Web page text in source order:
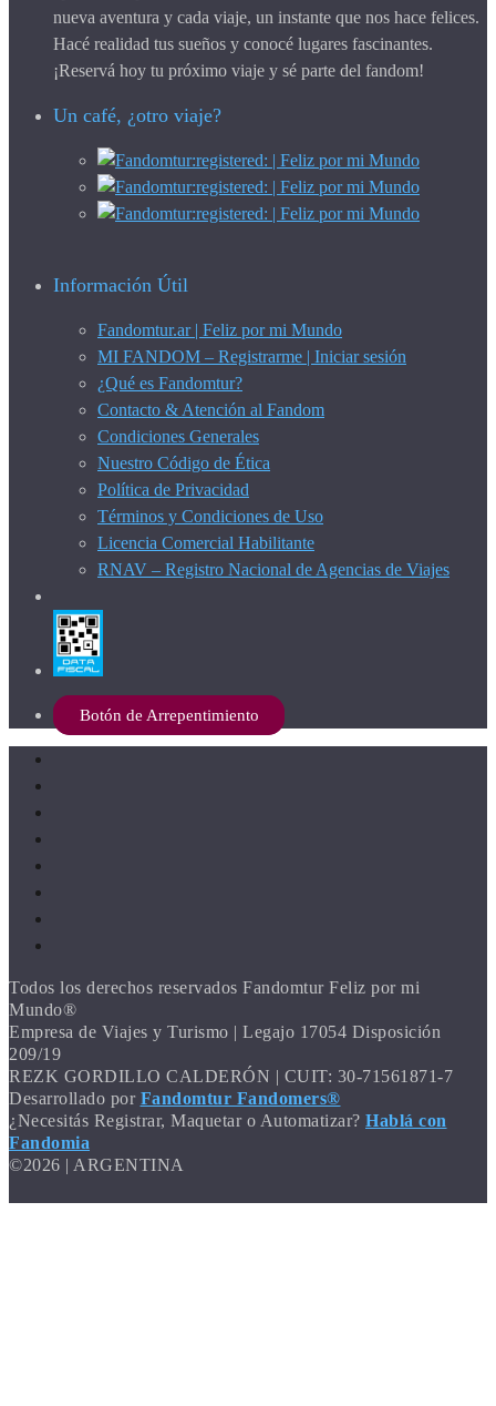
nueva aventura y cada viaje, un instante que nos hace felices.
Hacé realidad tus sueños y conocé lugares fascinantes.
¡Reservá hoy tu próximo viaje y sé parte del fandom!
Un café, ¿otro viaje?
Información Útil
Fandomtur.ar | Feliz por mi Mundo
MI FANDOM – Registrarme | Iniciar sesión
¿Qué es Fandomtur?
Contacto & Atención al Fandom
Condiciones Generales
Nuestro Código de Ética
Política de Privacidad
Términos y Condiciones de Uso
Licencia Comercial Habilitante
RNAV – Registro Nacional de Agencias de Viajes
Botón de Arrepentimiento
Todos los derechos reservados Fandomtur Feliz por mi
Mundo®
Empresa de Viajes y Turismo | Legajo 17054 Disposición
209/19
REZK GORDILLO CALDERÓN | CUIT: 30-71561871-7
Desarrollado por Fandomtur Fandomers®
¿Necesitás Registrar, Maquetar o Automatizar? Hablá con
Fandomia
©2026 | ARGENTINA